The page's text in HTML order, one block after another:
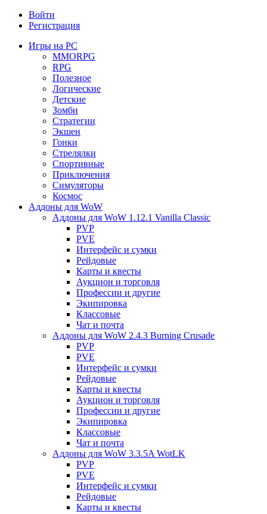
Войти
Регистрация
Игры на PC
MMORPG
RPG
Полезное
Логические
Детские
Зомби
Стратегии
Экшен
Гонки
Стрелялки
Спортивные
Приключения
Симуляторы
Космос
Аддоны для WoW
Аддоны для WoW 1.12.1 Vanilla Classic
PVP
PVE
Интерфейс и сумки
Рейдовые
Карты и квесты
Аукцион и торговля
Профессии и другие
Экипировка
Классовые
Чат и почта
Аддоны для WoW 2.4.3 Burning Crusade
PVP
PVE
Интерфейс и сумки
Рейдовые
Карты и квесты
Аукцион и торговля
Профессии и другие
Экипировка
Классовые
Чат и почта
Аддоны для WoW 3.3.5A WotLK
PVP
PVE
Интерфейс и сумки
Рейдовые
Карты и квесты